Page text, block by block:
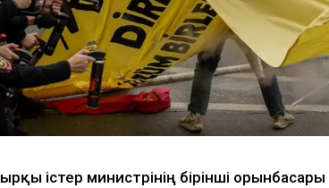
істер министрінің бірінші